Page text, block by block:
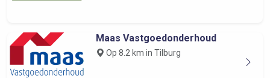
Maas Vastgoedonderhoud
Op 8.2 km in Tilburg